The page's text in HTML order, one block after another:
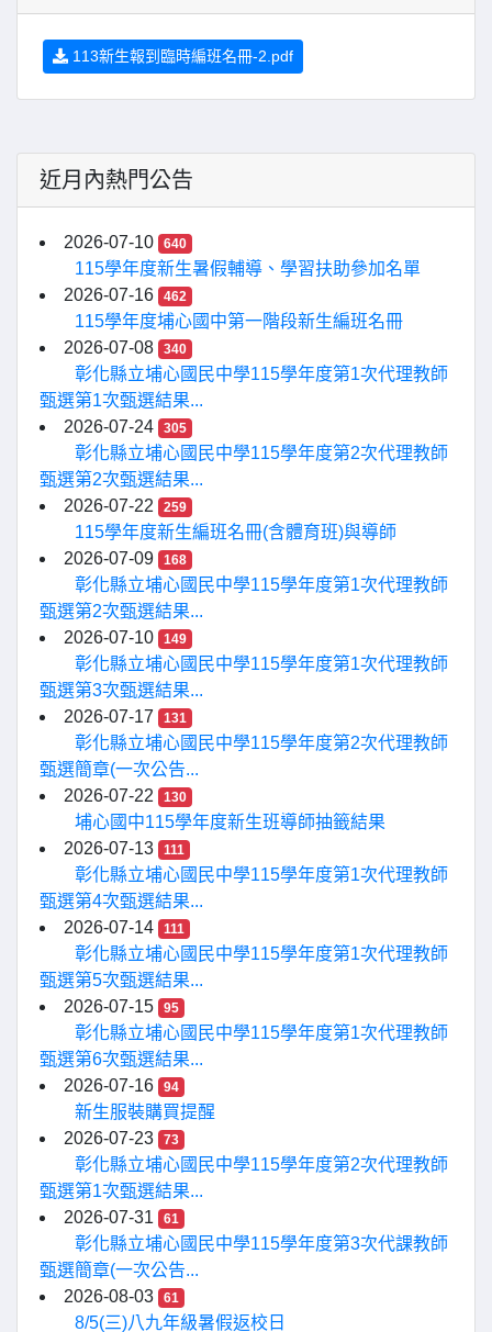
113新生報到臨時編班名冊-2.pdf
近月內熱門公告
2026-07-10 640
115學年度新生暑假輔導、學習扶助參加名單
2026-07-16
462
115學年度埔心國中第一階段新生編班名冊
2026-07-08
340
彰化縣立埔心國民中學115學年度第1次代理教師
甄選第1次甄選結果...
2026-07-24
305
彰化縣立埔心國民中學115學年度第2次代理教師
甄選第2次甄選結果...
2026-07-22
259
115學年度新生編班名冊(含體育班)與導師
2026-07-09
168
彰化縣立埔心國民中學115學年度第1次代理教師
甄選第2次甄選結果...
2026-07-10
149
彰化縣立埔心國民中學115學年度第1次代理教師
甄選第3次甄選結果...
2026-07-17
131
彰化縣立埔心國民中學115學年度第2次代理教師
甄選簡章(一次公告...
2026-07-22
130
埔心國中115學年度新生班導師抽籤結果
2026-07-13
111
彰化縣立埔心國民中學115學年度第1次代理教師
甄選第4次甄選結果...
2026-07-14
111
彰化縣立埔心國民中學115學年度第1次代理教師
甄選第5次甄選結果...
2026-07-15
95
彰化縣立埔心國民中學115學年度第1次代理教師
甄選第6次甄選結果...
2026-07-16
94
新生服裝購買提醒
2026-07-23
73
彰化縣立埔心國民中學115學年度第2次代理教師
甄選第1次甄選結果...
2026-07-31
61
彰化縣立埔心國民中學115學年度第3次代課教師
甄選簡章(一次公告...
2026-08-03
61
8/5(三)八九年級暑假返校日